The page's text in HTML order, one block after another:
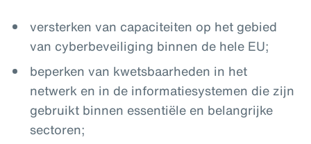
versterken van capaciteiten op het gebied
van cyberbeveiliging binnen de hele EU;
beperken van kwetsbaarheden in het
netwerk en in de informatiesystemen die zijn
gebruikt binnen essentiële en belangrijke
sectoren;